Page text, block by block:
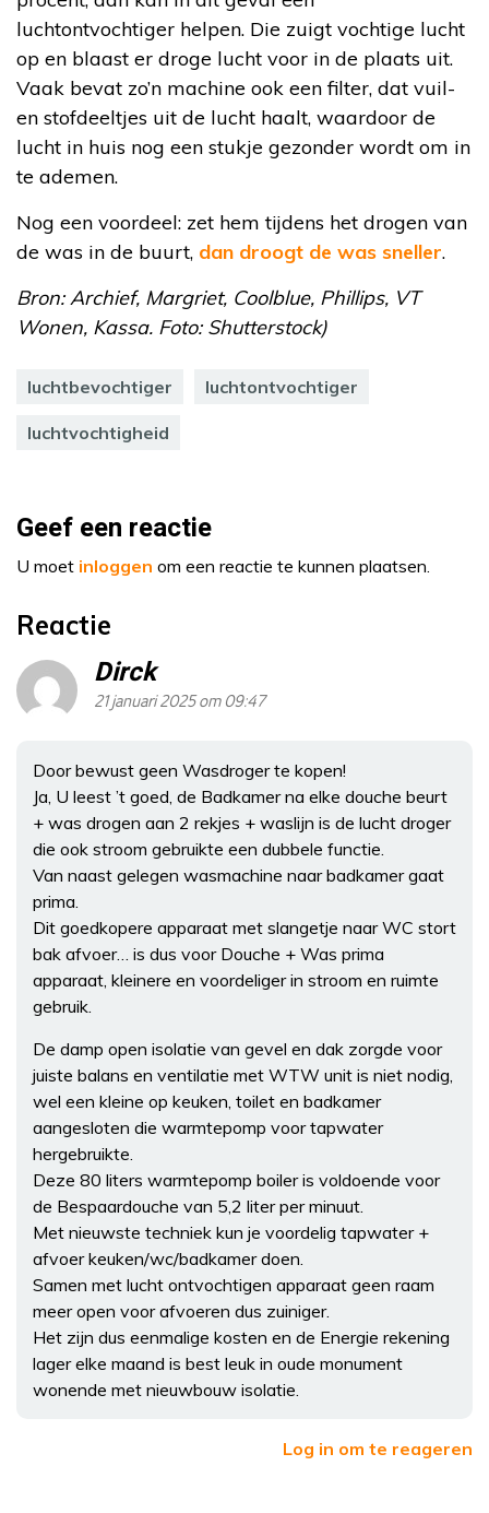
luchtontvochtiger helpen. Die zuigt vochtige lucht
op en blaast er droge lucht voor in de plaats uit.
Vaak bevat zo’n machine ook een filter, dat vuil-
en stofdeeltjes uit de lucht haalt, waardoor de
lucht in huis nog een stukje gezonder wordt om in
te ademen.
Nog een voordeel: zet hem tijdens het drogen van
de was in de buurt, dan droogt de was sneller.
Bron: Archief, Margriet, Coolblue, Phillips, VT
Wonen, Kassa. Foto: Shutterstock)
luchtbevochtiger luchtontvochtiger
luchtvochtigheid
Geef een reactie
U moet inloggen om een reactie te kunnen plaatsen.
Reactie
Dirck
21 januari 2025 om 09:47
Door bewust geen Wasdroger te kopen!
Ja, U leest ’t goed, de Badkamer na elke douche beurt
+ was drogen aan 2 rekjes + waslijn is de lucht droger
die ook stroom gebruikte een dubbele functie.
Van naast gelegen wasmachine naar badkamer gaat
prima.
Dit goedkopere apparaat met slangetje naar WC stort
bak afvoer… is dus voor Douche + Was prima
apparaat, kleinere en voordeliger in stroom en ruimte
gebruik.
De damp open isolatie van gevel en dak zorgde voor
juiste balans en ventilatie met WTW unit is niet nodig,
wel een kleine op keuken, toilet en badkamer
aangesloten die warmtepomp voor tapwater
hergebruikte.
Deze 80 liters warmtepomp boiler is voldoende voor
de Bespaardouche van 5,2 liter per minuut.
Met nieuwste techniek kun je voordelig tapwater +
afvoer keuken/wc/badkamer doen.
Samen met lucht ontvochtigen apparaat geen raam
meer open voor afvoeren dus zuiniger.
Het zijn dus eenmalige kosten en de Energie rekening
lager elke maand is best leuk in oude monument
wonende met nieuwbouw isolatie.
Log in om te reageren